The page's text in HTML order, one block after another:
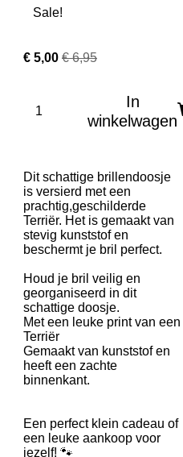
Sale!
€ 5,00 € 6,95
In
winkelwagen
Dit schattige brillendoosje
is versierd met een
prachtig,geschilderde
Terriër. Het is gemaakt van
stevig kunststof en
beschermt je bril perfect.
Houd je bril veilig en
georganiseerd in dit
schattige doosje.
Met een leuke print van een
Terriër
Gemaakt van kunststof en
heeft een zachte
binnenkant.
Een perfect klein cadeau of
een leuke aankoop voor
jezelf! 🐾